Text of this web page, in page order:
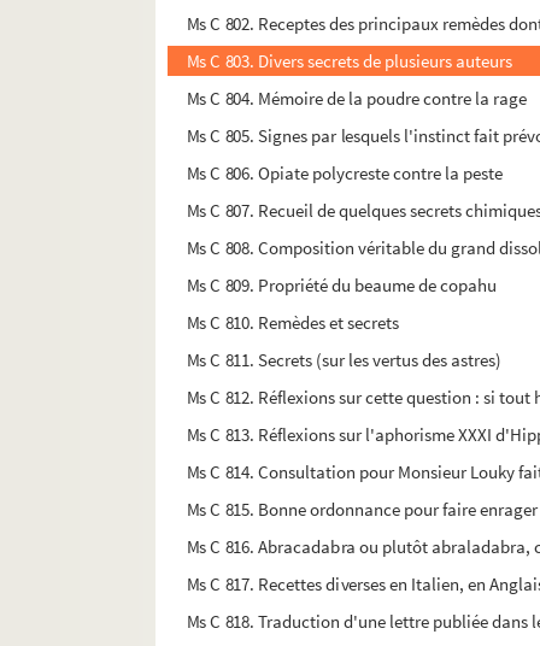
Ms C 802. Receptes des principaux remèdes
Ms C 803. Divers secrets de plusieurs auteurs
Ms C 804. Mémoire de la poudre contre la rage
Ms C 805. Signes par lesquels l'instinct fait
Ms C 806. Opiate polycreste contre la peste
Ms C 807. Recueil de quelques secrets
Ms C 808. Composition véritable du grand
Ms C 809. Propriété du beaume de copahu
Ms C 810. Remèdes et secrets
Ms C 811. Secrets (sur les vertus des astres)
Ms C 812. Réflexions sur cette question : si
Ms C 813. Réflexions sur l'aphorisme XXXI
Ms C 814. Consultation pour Monsieur Louky
Ms C 815. Bonne ordonnance pour faire
Ms C 816. Abracadabra ou plutôt
Ms C 817. Recettes diverses en Italien, en
Ms C 818. Traduction d'une lettre publiée dans